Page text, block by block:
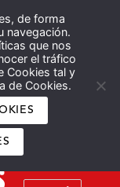
de forma
navegación.
que nos
el tráfico
Cookies tal y
de Cookies.
English